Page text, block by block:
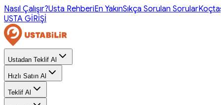
Nasıl Çalışır?Usta RehberiEn YakınSıkça Sorulan Sorular
USTA GİRİŞİ
Ustadan Teklif Al
Hızlı Satın Al
Teklif Al